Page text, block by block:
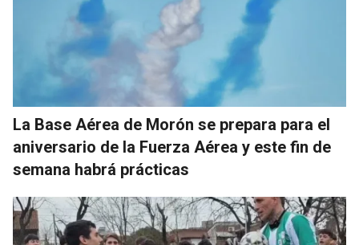
La Base Aérea de Morón se prepara para el
aniversario de la Fuerza Aérea y este fin de
semana habrá prácticas